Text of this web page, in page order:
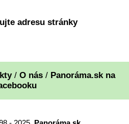
adresu stránky
/ O nás/ Panoráma.sk na